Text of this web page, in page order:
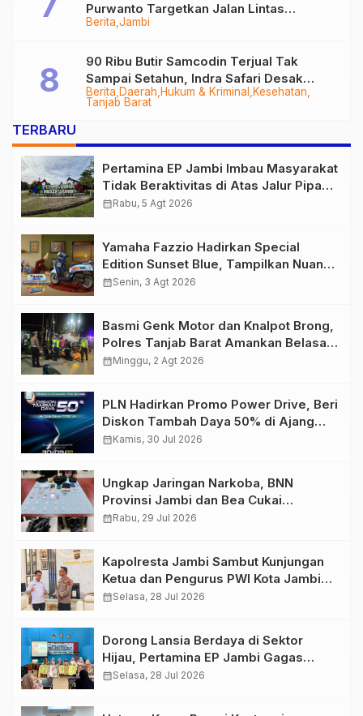
Berita Jambi
Purwanto Targetkan Jalan Lintas
Tungkal-Jambi Mulus di 2028
Berita Daerah Hukum & Kriminal
Kesehatan
Tanjab Barat
90 Ribu Butir Samcodin Terjual Tak
Sampai Setahun, Indra Safari Desak
Audit Menyeluruh
TERBARU
Pertamina EP Jambi Imbau Masyarakat
Tidak Beraktivitas di Atas Jalur Pipa
Migas Demi Keselamatan Bersama
calendar_monthRabu, 5 Agt 2026
Yamaha Fazzio Hadirkan Special
Edition Sunset Blue, Tampilkan Nuansa
Retro Summer yang Semakin Skena
calendar_monthSenin, 3 Agt 2026
Basmi Genk Motor dan Knalpot Brong,
Polres Tanjab Barat Amankan Belasan
Kendaraan
calendar_monthMinggu, 2 Agt 2026
PLN Hadirkan Promo Power Drive, Beri
Diskon Tambah Daya 50% di Ajang
GIIAS 2026
calendar_monthKamis, 30 Jul 2026
Ungkap Jaringan Narkoba, BNN
Provinsi Jambi dan Bea Cukai
Amankan Sembilan Pelaku beserta
calendar_monthRabu, 29 Jul 2026
Kapolresta Jambi Sambut Kunjungan
Ketua dan Pengurus PWI Kota Jambi
Perkuat Sinergi dan Kolaborasi
calendar_monthSelasa, 28 Jul 2026
Dorong Lansia Berdaya di Sektor
Hijau, Pertamina EP Jambi Gagas
Lansiapreneur Batik Eco-Print
calendar_monthSelasa, 28 Jul 2026